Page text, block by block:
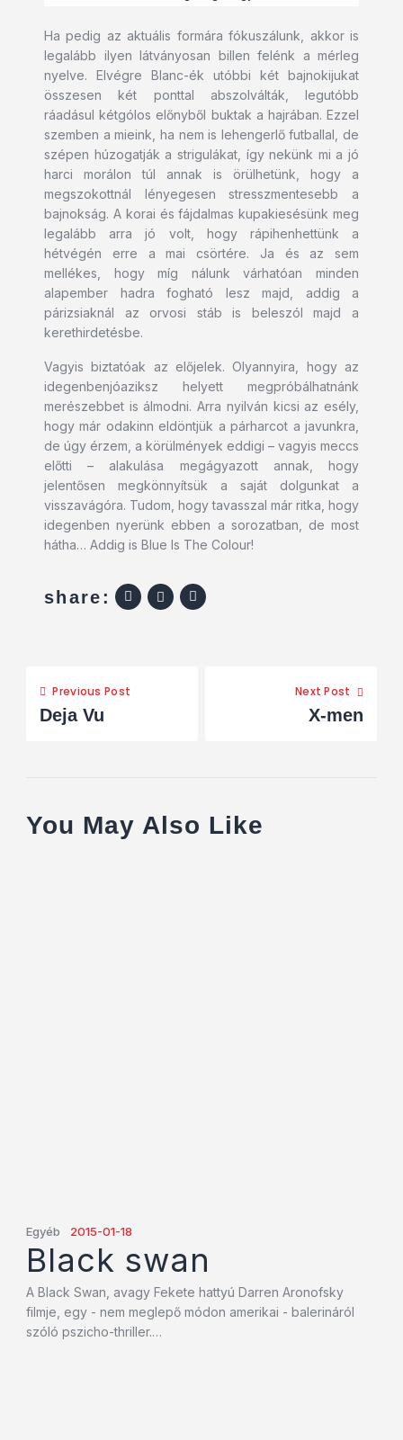
Ha pedig az aktuális formára fókuszálunk, akkor is
legalább ilyen látványosan billen felénk a mérleg
nyelve. Elvégre Blanc-ék utóbbi két bajnokijukat
összesen két ponttal abszolválták, legutóbb
ráadásul kétgólos előnyből buktak a hajrában. Ezzel
szemben a mieink, ha nem is lehengerlő futballal, de
szépen húzogatják a strigulákat, így nekünk mi a jó
harci morálon túl annak is örülhetünk, hogy a
megszokottnál lényegesen stresszmentesebb a
bajnokság. A korai és fájdalmas kupakiesésünk meg
legalább arra jó volt, hogy rápihenhettünk a
hétvégén erre a mai csörtére. Ja és az sem
mellékes, hogy míg nálunk várhatóan minden
alapember hadra fogható lesz majd, addig a
párizsiaknál az orvosi stáb is beleszól majd a
kerethirdetésbe.
Vagyis biztatóak az előjelek. Olyannyira, hogy az
idegenbenjóaziksz helyett megpróbálhatnánk
merészebbet is álmodni. Arra nyilván kicsi az esély,
hogy már odakinn eldöntjük a párharcot a javunkra,
de úgy érzem, a körülmények eddigi – vagyis meccs
előtti – alakulása megágyazott annak, hogy
jelentősen megkönnyítsük a saját dolgunkat a
visszavágóra. Tudom, hogy tavasszal már ritka, hogy
idegenben nyerünk ebben a sorozatban, de most
hátha… Addig is Blue Is The Colour!
share:
Previous Post
Deja Vu
Next Post
X-men
You May Also Like
Egyéb 2015-01-18
Black swan
A Black Swan, avagy Fekete hattyú Darren Aronofsky
filmje, egy - nem meglepő módon amerikai - balerináról
szóló pszicho-thriller.…